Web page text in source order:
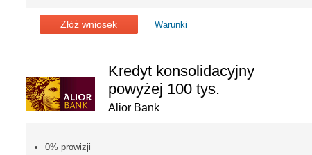
Złóż wniosek Warunki
Kredyt konsolidacyjny
powyżej 100 tys.
Alior Bank
0% prowizji